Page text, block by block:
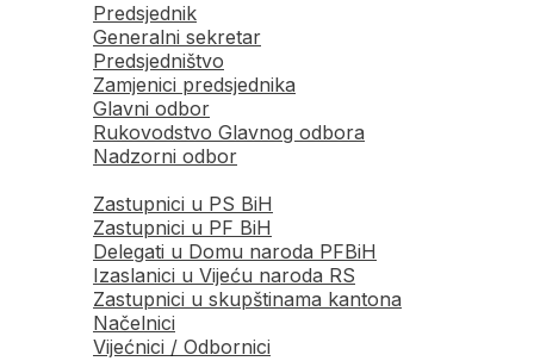
Predsjednik
Generalni sekretar
Predsjedništvo
Zamjenici predsjednika
Glavni odbor
Rukovodstvo Glavnog odbora
Nadzorni odbor
Zastupnici u PS BiH
Zastupnici u PF BiH
Delegati u Domu naroda PFBiH
Izaslanici u Vijeću naroda RS
Zastupnici u skupštinama kantona
Načelnici
Vijećnici / Odbornici